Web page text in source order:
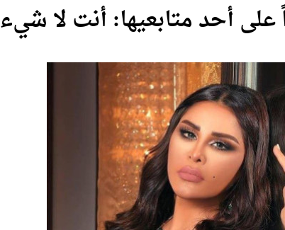
أحد متابعيها: أنت لا شيء